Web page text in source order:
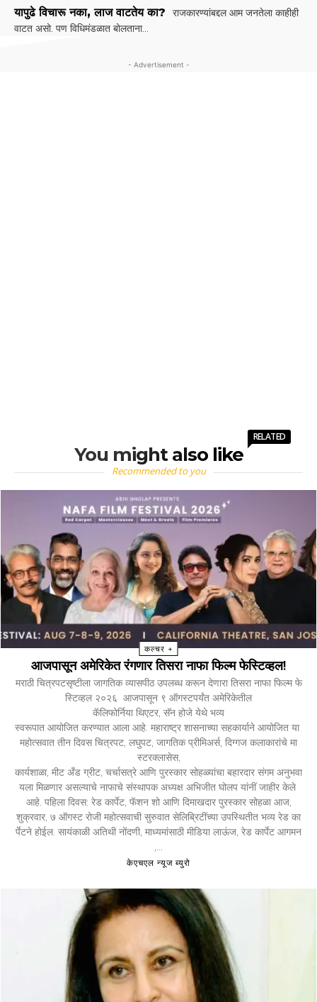
यापुढे विचारू नका, लाज वाटतेय का?
राजकारण्यांबद्दल आम जनतेला काहीही
वाटत असो. पण विधिमंडळात बोलताना...
- Advertisement -
You might also like
RELATED
Recommended to you
कल्चर +
आजपासून अमेरिकेत रंगणार तिसरा नाफा फिल्म फेस्टिव्हल!
मराठी चित्रपटसृष्टीला जागतिक व्यासपीठ उपलब्ध करून देणारा तिसरा नाफा फिल्म फे
स्टिव्हल २०२६ आजपासून ९ ऑगस्टपर्यंत अमेरिकेतील
कॅलिफोर्निया थिएटर, सॅन होजे येथे भव्य
स्वरूपात आयोजित करण्यात आला आहे. महाराष्ट्र शासनाच्या सहकार्याने आयोजित या
महोत्सवात तीन दिवस चित्रपट, लघुपट, जागतिक प्रीमिअर्स, दिग्गज कलाकारांचे मा
स्टरक्लासेस,
कार्यशाळा, मीट अँड ग्रीट, चर्चासत्रे आणि पुरस्कार सोहळ्यांचा बहारदार संगम अनुभवा
यला मिळणार असल्याचे नाफाचे संस्थापक अध्यक्ष अभिजीत घोलप यांनीं जाहीर केले
आहे. पहिला दिवस: रेड कार्पेट, फॅशन शो आणि दिमाखदार पुरस्कार सोहळा आज,
शुक्रवार, ७ ऑगस्ट रोजी महोत्सवाची सुरुवात सेलिब्रिटींच्या उपस्थितीत भव्य रेड का
र्पेटने होईल. सायंकाळी अतिथी नोंदणी, माध्यमांसाठी मीडिया लाऊंज, रेड कार्पेट आगमन
,...
केएचएल न्यूज ब्युरो